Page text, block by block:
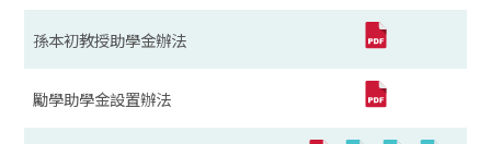
孫本初教授助學金辦法
勵學助學金設置辦法